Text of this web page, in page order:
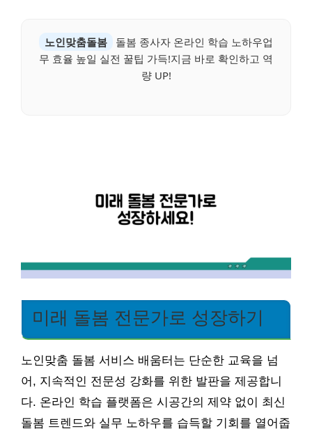
노인맞춤돌봄
돌봄 종사자 온라인 학습 노하우업
무 효율 높일 실전 꿀팁 가득!지금 바로 확인하고 역
량 UP!
미래 돌봄 전문가로 성장하기
노인맞춤 돌봄 서비스 배움터는 단순한 교육을 넘
어, 지속적인 전문성 강화를 위한 발판을 제공합니
다. 온라인 학습 플랫폼은 시공간의 제약 없이 최신
돌봄 트렌드와 실무 노하우를 습득할 기회를 열어줍